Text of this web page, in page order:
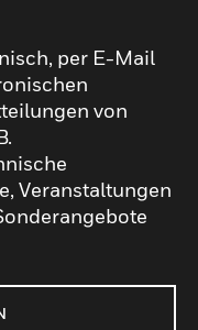
per E-Mail
von
Veranstaltungen